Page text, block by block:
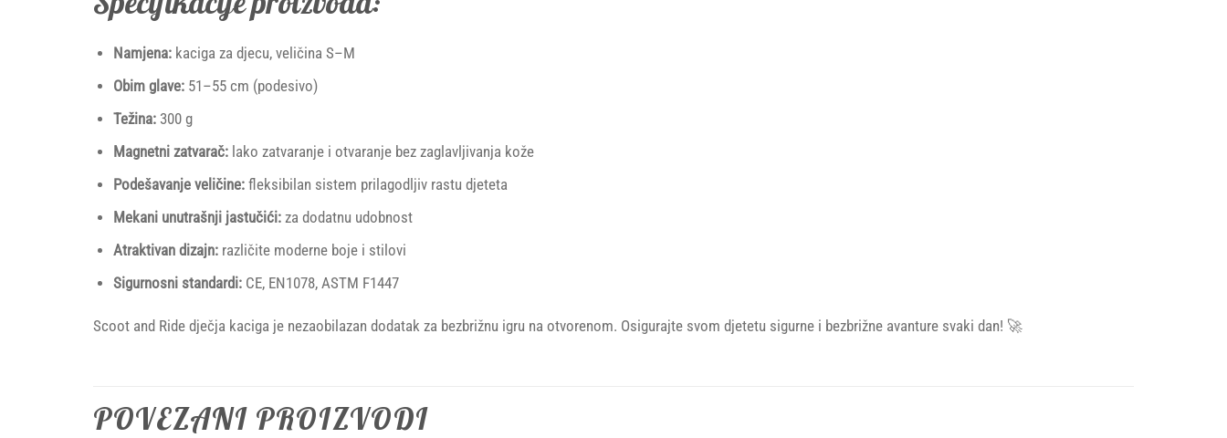
Namjena:kaciga za djecu, veličina S–M
Obim glave:51–55 cm (podesivo)
Težina:300 g
Magnetni zatvarač:lako zatvaranje i otvaranje bez zaglavljivanja kože
Podešavanje veličine:fleksibilan sistem prilagodljiv rastu djeteta
Mekani unutrašnji jastučići:za dodatnu udobnost
Atraktivan dizajn:različite moderne boje i stilovi
Sigurnosni standardi:CE, EN1078, ASTM F1447
Scoot and Ride dječja kaciga je nezaobilazan dodatak za bezbrižnu igru na otvorenom. Osigurajte svom djetetu sigurne i bezbrižne avanture svaki dan! 🚀
POVEZANI PROIZVODI